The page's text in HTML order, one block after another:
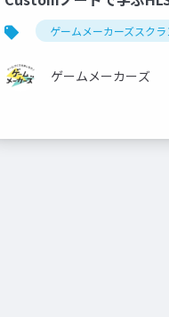
ゲームメーカーズスクラ
ゲームメーカーズ